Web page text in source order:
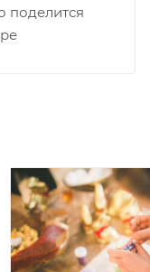
поделится